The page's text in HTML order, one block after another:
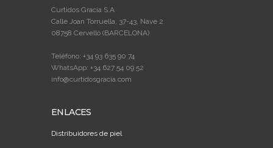
Curtidos Gracia S.A
Calle Joan Torruella, 37-43, Nave 2
08758 Cervelló (BARCELONA)
Teléfono: +34 93 635 90 74
WhatsApp: +34 627 54 09 52
info@curtidosgracia.com
ENLACES
Distribuidores de piel